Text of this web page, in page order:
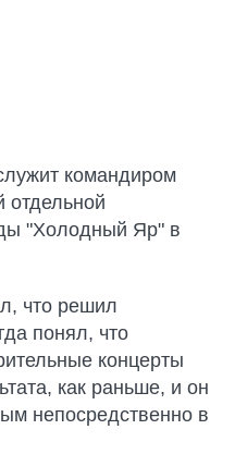
командиром
отдельной
"Холодный Яр" в
что решил
понял, что
концерты
как раньше, и он
непосредственно в